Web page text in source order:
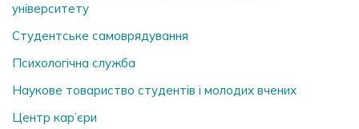
університету
Студентське самоврядування
Психологічна служба
Наукове товариство студентів і молодих вчених
Центр кар’єри